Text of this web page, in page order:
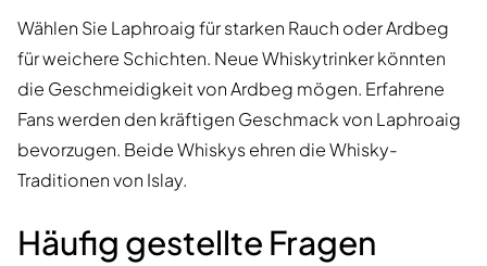
Wählen Sie Laphroaig für starken Rauch oder Ardbeg
für weichere Schichten. Neue Whiskytrinker könnten
die Geschmeidigkeit von Ardbeg mögen. Erfahrene
Fans werden den kräftigen Geschmack von Laphroaig
bevorzugen. Beide Whiskys ehren die Whisky-
Traditionen von Islay.
Häufig gestellte Fragen